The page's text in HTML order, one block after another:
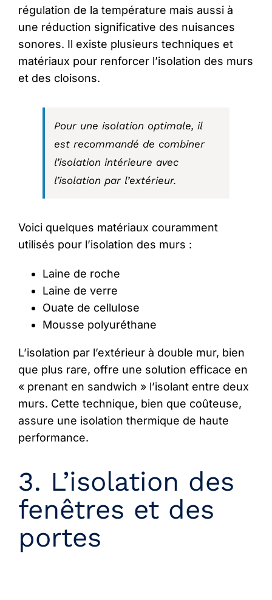
régulation de la température mais aussi à
une réduction significative des nuisances
sonores. Il existe plusieurs techniques et
matériaux pour renforcer l’isolation des murs
et des cloisons.
Pour une isolation optimale, il
est recommandé de combiner
l’isolation intérieure avec
l’isolation par l’extérieur.
Voici quelques matériaux couramment
utilisés pour l’isolation des murs :
Laine de roche
Laine de verre
Ouate de cellulose
Mousse polyuréthane
L’isolation par l’extérieur à double mur, bien
que plus rare, offre une solution efficace en
« prenant en sandwich » l’isolant entre deux
murs. Cette technique, bien que coûteuse,
assure une isolation thermique de haute
performance.
3. L’isolation des
fenêtres et des
portes